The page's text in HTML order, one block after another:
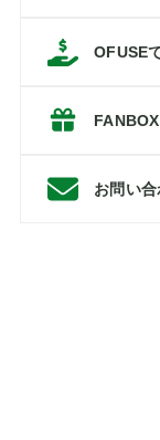
OFUSE
お問い合